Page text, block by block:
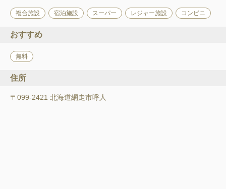
複合施設 宿泊施設 スーパー レジャー施設 コンビニ
おすすめ
無料
住所
〒099-2421 北海道網走市呼人